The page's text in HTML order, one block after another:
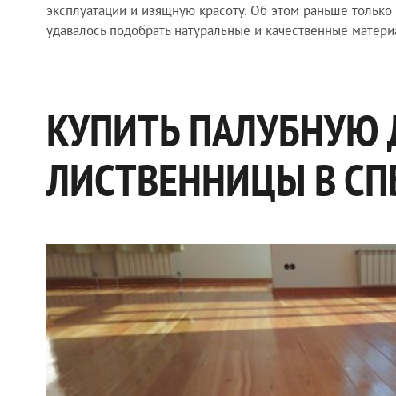
эксплуатации и изящную красоту. Об этом раньше
удавалось подобрать натуральные и качественные
КУПИТЬ ПАЛУБНУЮ
ЛИСТВЕННИЦЫ В